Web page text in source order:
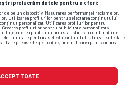
prelucrăm datele pentru a oferi:
de pe un dispozitiv. Măsurarea performanței reclamelor.
Utilizarea profilurilor pentru selectarea conținutului
personalizat. Utilizarea profilurilor pentru
profilurilor pentru publicitate personalizată.
Înțelegerea publicului prin statistici sau combinații de
limitate pentru a selecta conținutul. Utilizarea de date
Date precise de geolocație și identificarea prin scanarea
TOATE